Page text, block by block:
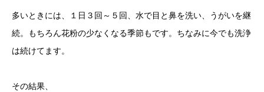
多いときには、１日３回～５回、水で目と鼻を洗い、うがいを継
続。もちろん花粉の少なくなる季節もです。ちなみに今でも洗浄
は続けてます。
その結果、